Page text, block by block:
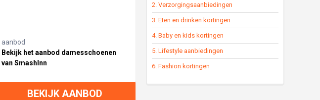
aanbod
Bekijk het aanbod damesschoenen
van SmashInn
BEKIJK AANBOD
2. Verzorgingsaanbiedingen
3. Eten en drinken kortingen
4. Baby en kids kortingen
5. Lifestyle aanbiedingen
6. Fashion kortingen